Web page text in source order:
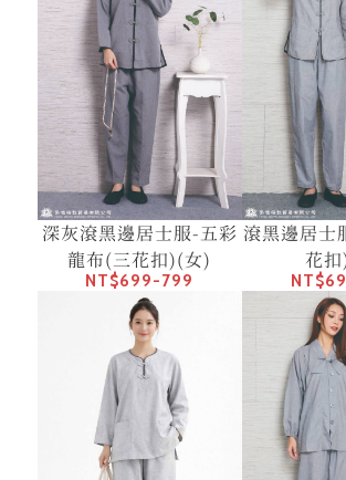
深灰滾黑邊居士服-五彩
龍布(三花扣)(女)
NT$699-799
滾黑邊居士
花